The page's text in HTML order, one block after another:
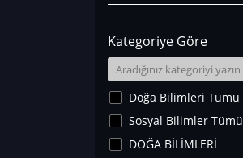
Kategoriye Göre
Doğa Bilimleri Tümü
Sosyal Bilimler Tümü
DOĞA BİLİMLERİ